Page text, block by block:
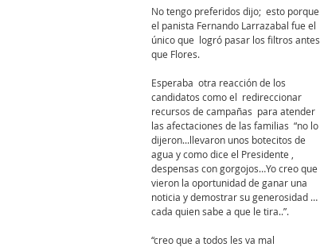
No tengo preferidos dijo;  esto porque
el panista Fernando Larrazabal fue el
único que  logró pasar los filtros antes
que Flores.
Esperaba  otra reacción de los
candidatos como el  redireccionar
recursos de campañas para atender
las afectaciones de las familias “no lo
dijeron...llevaron unos botecitos de
agua y como dice el Presidente ,
despensas con gorgojos…Yo creo que
vieron la oportunidad de ganar una
noticia y demostrar su generosidad …
cada quien sabe a que le tira..”.
“creo que a todos les va mal